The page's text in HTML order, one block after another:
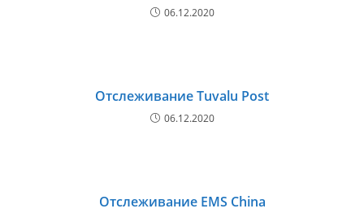
06.12.2020
Отслеживание Tuvalu Post
06.12.2020
Отслеживание EMS China